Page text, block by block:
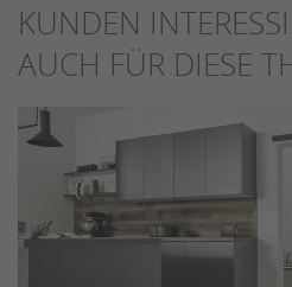
KUNDEN
AUCH FÜR DIESE